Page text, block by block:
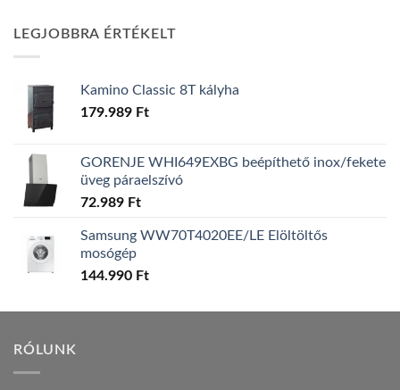
157.990 Ft.
LEGJOBBRA ÉRTÉKELT
Kamino Classic 8T kályha
179.989 Ft
GORENJE WHI649EXBG beépíthető inox/fekete
üveg páraelszívó
72.989 Ft
Samsung WW70T4020EE/LE Elöltöltős
mosógép
144.990 Ft
RÓLUNK